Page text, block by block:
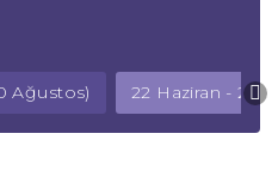
Ağustos) 22 Haziran - 29